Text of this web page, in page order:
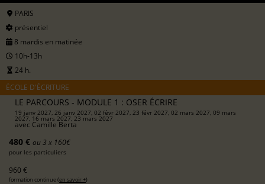
PARIS
présentiel
8 mardis en matinée
10h-13h
24 h.
ÉCOLE D'ÉCRITURE
LE PARCOURS - MODULE 1 : OSER ÉCRIRE
19 janv 2027, 26 janv 2027, 02 févr 2027, 23 févr 2027, 02 mars 2027, 09 mars
2027, 16 mars 2027, 23 mars 2027
avec Camille Berta
480 € ou 3 x 160€
pour les particuliers
960 €
formation continue (en savoir +)